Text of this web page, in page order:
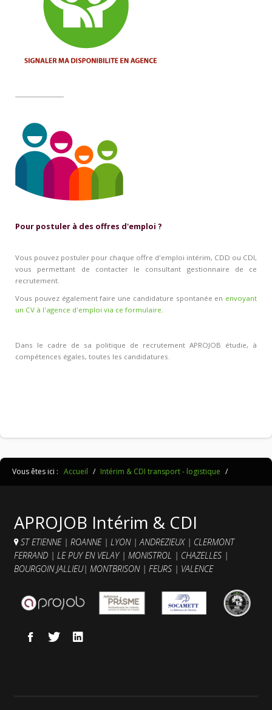
Pour postuler à des offres d'emploi ?
Vous pouvez postuler pour chaque offre d'emploi intérim, CDD ou CDI,
vous permettant de contacter le consultant gestionnaire de ce
recrutement.
Vous pouvez également faire une candidature spontanée en envoyant
un CV à l'agence d'emploi via ce formulaire.
Dans le cadre de sa politique de recrutement APROJOB étudie, à
compétences égales, toutes les candidatures.
Vous êtes ici : Accueil / Intérim & CDI transport - logistique /
APROJOB Intérim & CDI
ST ETIENNE| ROANNE | LYON |ANDREZIEUX | CLERMONT
FERRAND | LE PUY EN VELAY| MONISTROL | CHAZELLES |
BOURGOIN JALLIEU| MONTBRISON | FEURS | VALENCE